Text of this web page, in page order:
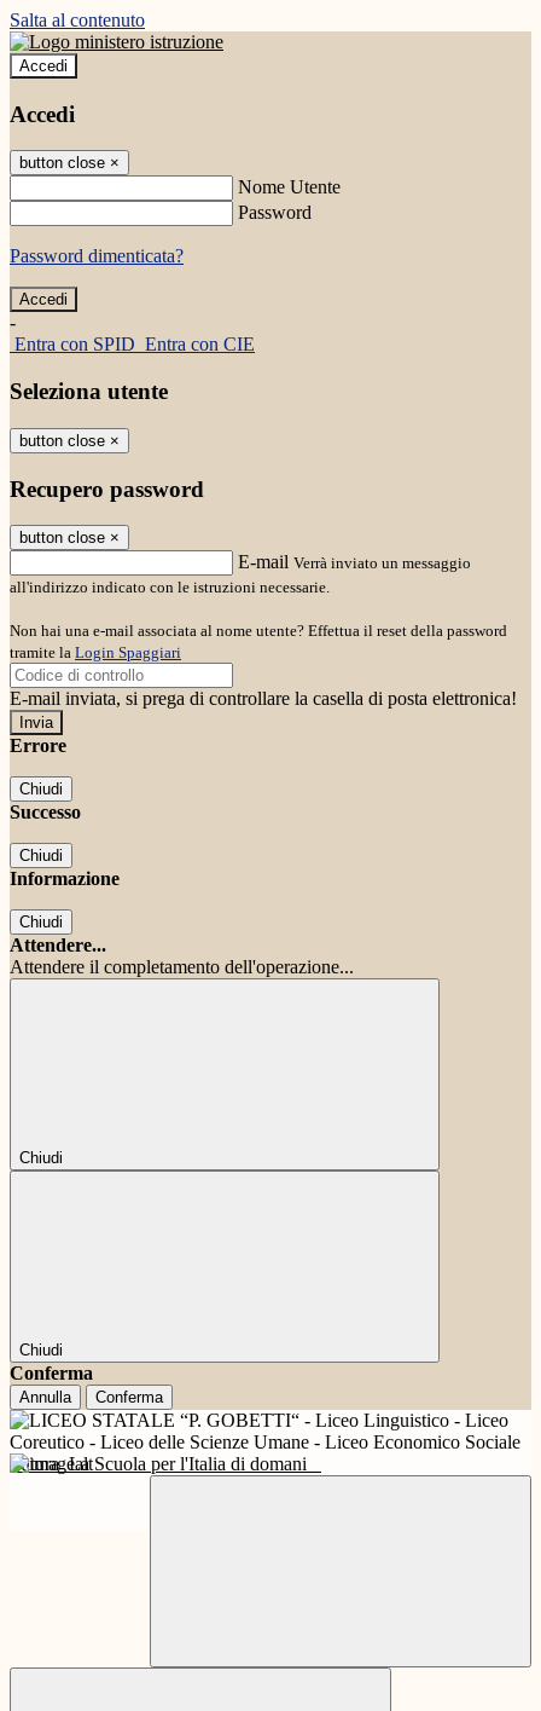
Salta al contenuto
Accedi
Accedi
button close ×
Nome Utente
Password
Password dimenticata?
-
Entra con SPID Entra con CIE
Seleziona utente
button close ×
Recupero password
button close ×
E-mail Verrà inviato un messaggio
all'indirizzo indicato con le istruzioni necessarie.
Non hai una e-mail associata al nome utente? Effettua il reset della password
tramite la Login Spaggiari
E-mail inviata, si prega di controllare la casella di posta elettronica!
Errore
Chiudi
Successo
Chiudi
Informazione
Chiudi
Attendere...
Attendere il completamento dell'operazione...
Chiudi
Chiudi
Conferma
Annulla Conferma
Futura La Scuola per l'Italia di domani